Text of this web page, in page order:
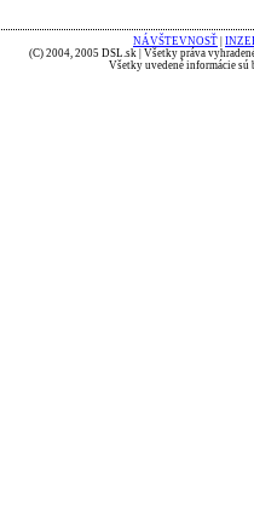
NÁVŠTEVNOSŤ
(C) 2004, 2005 DSL.sk | Všetky práva
Všetky uvedené informácie sú